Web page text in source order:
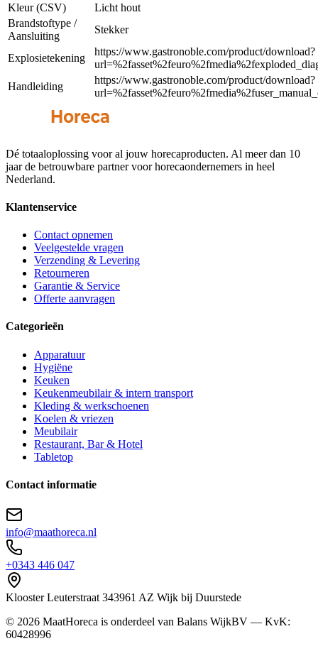
Kleur (CSV)
Licht hout
Brandstoftype /
Aansluiting
Stekker
Explosietekening
https://www.gastronoble.com/product/download?
Handleiding
https://www.gastronoble.com/product/download?
Dé totaaloplossing voor al jouw horecaproducten. Al meer dan 10
jaar de betrouwbare partner voor horecaondernemers in heel
Nederland.
Klantenservice
Contact opnemen
Veelgestelde vragen
Verzending & Levering
Retourneren
Garantie & Service
Offerte aanvragen
Categorieën
Apparatuur
Hygiëne
Keuken
Keukenmeubilair & intern transport
Kleding & werkschoenen
Koelen & vriezen
Meubilair
Restaurant, Bar & Hotel
Tabletop
Contact informatie
info@maathoreca.nl
+0343 446 047
Klooster Leuterstraat 343961 AZ Wijk bij Duurstede
© 2026 MaatHoreca is onderdeel van Balans WijkBV — KvK:
60428996